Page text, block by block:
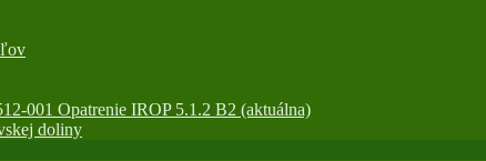
001 Opatrenie IROP 5.1.2 B2 (aktuálna)
doliny